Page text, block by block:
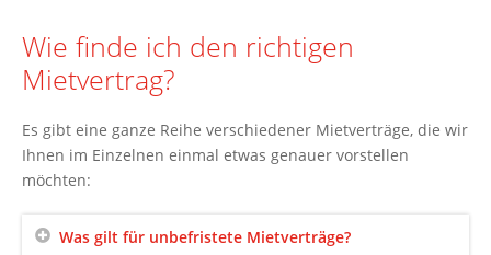
Wie finde ich den richtigen
Mietvertrag?
Es gibt eine ganze Reihe verschiedener Mietverträge, die wir
Ihnen im Einzelnen einmal etwas genauer vorstellen
möchten:
Was gilt für unbefristete Mietverträge?